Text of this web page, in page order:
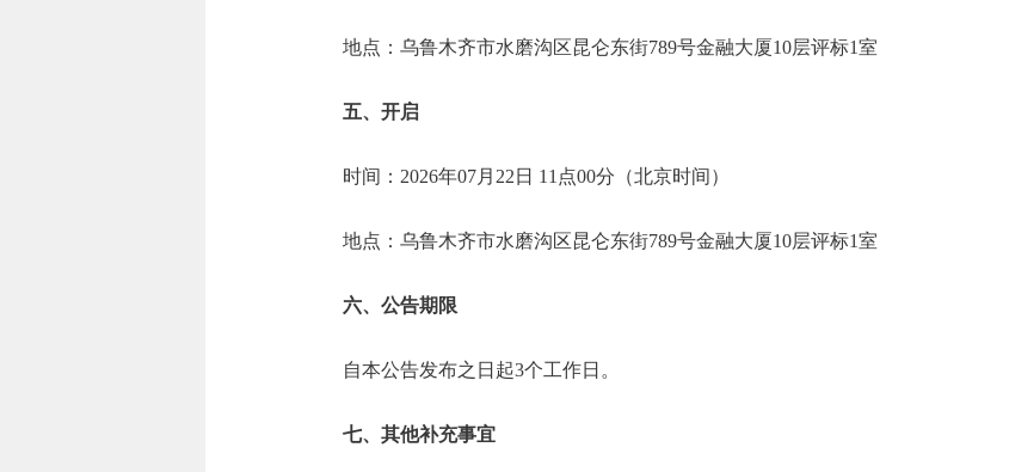
地点：乌鲁木齐市水磨沟区昆仑东街789号金融大厦10层评标1室
五、开启
时间：2026年07月22日 11点00分（北京时间）
地点：乌鲁木齐市水磨沟区昆仑东街789号金融大厦10层评标1室
六、公告期限
自本公告发布之日起3个工作日。
七、其他补充事宜